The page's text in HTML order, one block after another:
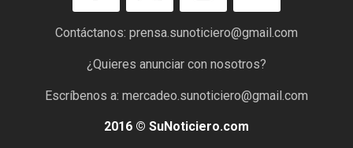
Contáctanos: prensa.sunoticiero@gmail.com
¿Quieres anunciar con nosotros?
Escríbenos a: mercadeo.sunoticiero@gmail.com
2016 © SuNoticiero.com